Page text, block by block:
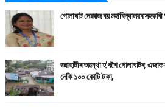
গোলাঘাট দেৱৰাজ ৰয় মহাবিদ্যালয়ৰ
গুৱাহাটীৰ অৱস্থা হ'বগৈ গোলাঘাটৰ,
নেকি ১০০ কোটি টকা,